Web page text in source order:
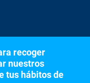
recoger
nuestros
tus hábitos de